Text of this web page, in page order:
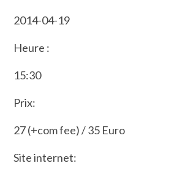
2014-04-19
Heure :
15:30
Prix:
27 (+com fee) / 35 Euro
Site internet: